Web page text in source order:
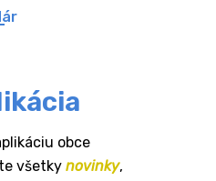
obce
všetky novinky,